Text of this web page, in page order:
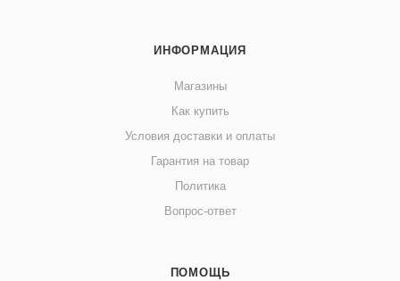
ИНФОРМАЦИЯ
Магазины
Как купить
Условия доставки и оплаты
Гарантия на товар
Политика
Вопрос-ответ
ПОМОЩЬ